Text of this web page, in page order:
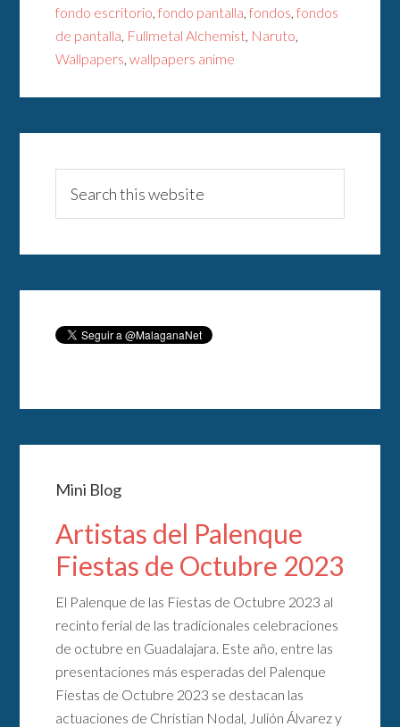
fondo escritorio ,fondo pantalla ,fondos ,fondos
de pantalla Fullmetal Alchemist Naruto
Wallpapers ,wallpapers anime
Mini Blog
Artistas del Palenque
Fiestas de Octubre 2023
El Palenque de las Fiestas de Octubre 2023 al
recinto ferial de las tradicionales celebraciones
de octubre en Guadalajara. Este año, entre las
presentaciones más esperadas del Palenque
Fiestas de Octubre 2023 se destacan las
actuaciones de Christian Nodal, Julión Álvarez y